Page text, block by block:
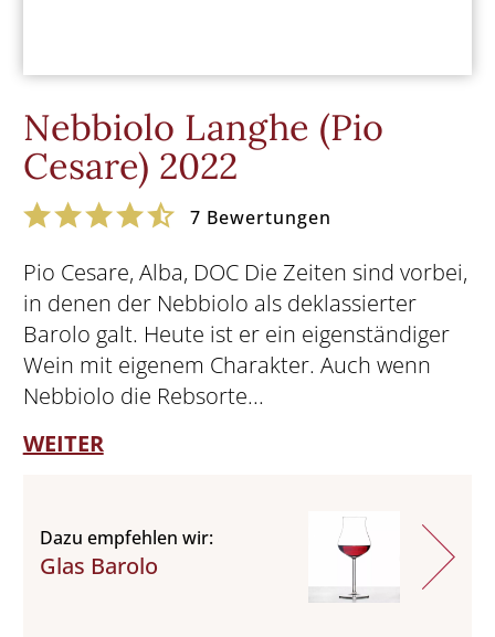
Nebbiolo Langhe (Pio
Cesare) 2022
7 Bewertungen
Pio Cesare, Alba, DOC Die Zeiten sind vorbei,
in denen der Nebbiolo als deklassierter
Barolo galt. Heute ist er ein eigenständiger
Wein mit eigenem Charakter. Auch wenn
Nebbiolo die Rebsorte...
WEITER
Dazu empfehlen wir:
Glas Barolo